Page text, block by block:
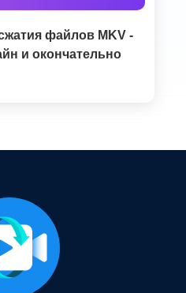
файлов MKV -
и окончательно